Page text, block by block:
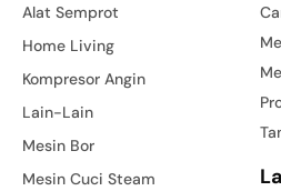
Alat Semprot
Home Living
Kompresor Angin
Lain-Lain
Mesin Bor
Mesin Cuci Steam